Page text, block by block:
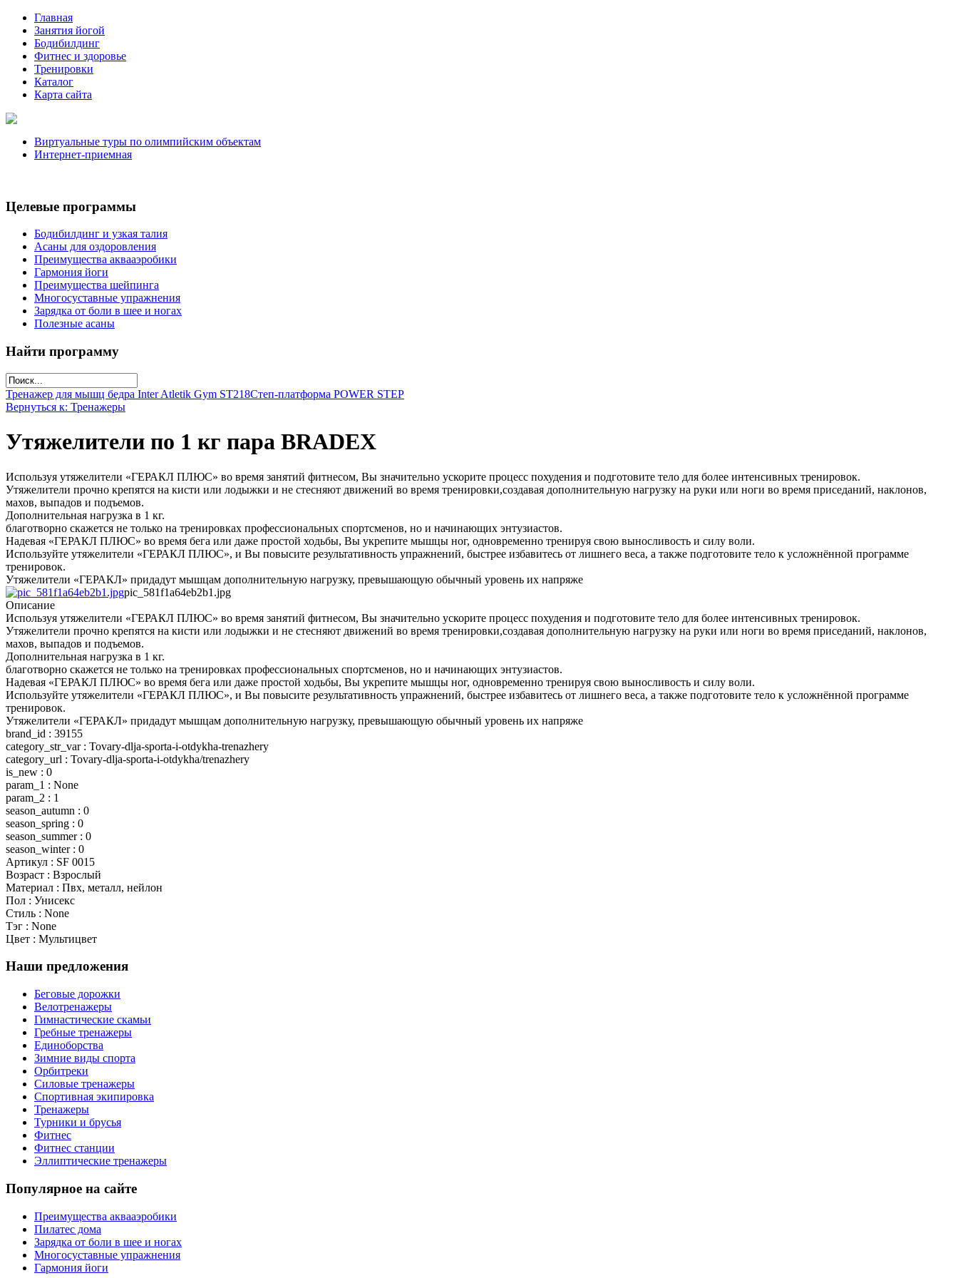
Главная
Занятия йогой
Бодибилдинг
Фитнес и здоровье
Тренировки
Каталог
Карта сайта
Виртуальные туры по олимпийским объектам
Интернет-приемная
Целевые программы
Бодибилдинг и узкая талия
Асаны для оздоровления
Преимущества аквааэробики
Гармония йоги
Преимущества шейпинга
Многосуставные упражнения
Зарядка от боли в шее и ногах
Полезные асаны
Найти программу
Тренажер для мышц бедра Inter Atletik Gym ST218Степ-платформа POWER STEP
Вернуться к: Тренажеры
Утяжелители по 1 кг пара BRADEX
Используя утяжелители «ГЕРАКЛ ПЛЮС» во время занятий фитнесом, Вы значительно ускорите процесс похудения и подготовите тело для более интенсивных тренировок.
Утяжелители прочно крепятся на кисти или лодыжки и не стесняют движений во время тренировки,создавая дополнительную нагрузку на руки или ноги во время приседаний, наклонов,
махов, выпадов и подъемов.
Дополнительная нагрузка в 1 кг.
благотворно скажется не только на тренировках профессиональных спортсменов, но и начинающих энтузиастов.
Надевая «ГЕРАКЛ ПЛЮС» во время бега или даже простой ходьбы, Вы укрепите мышцы ног, одновременно тренируя свою выносливость и силу воли.
Используйте утяжелители «ГЕРАКЛ ПЛЮС», и Вы повысите результативность упражнений, быстрее избавитесь от лишнего веса, а также подготовите тело к усложнённой программе
тренировок.
Утяжелители «ГЕРАКЛ» придадут мышцам дополнительную нагрузку, превышающую обычный уровень их напряже
pic_581f1a64eb2b1.jpg
Описание
Используя утяжелители «ГЕРАКЛ ПЛЮС» во время занятий фитнесом, Вы значительно ускорите процесс похудения и подготовите тело для более интенсивных тренировок.
Утяжелители прочно крепятся на кисти или лодыжки и не стесняют движений во время тренировки,создавая дополнительную нагрузку на руки или ноги во время приседаний, наклонов,
махов, выпадов и подъемов.
Дополнительная нагрузка в 1 кг.
благотворно скажется не только на тренировках профессиональных спортсменов, но и начинающих энтузиастов.
Надевая «ГЕРАКЛ ПЛЮС» во время бега или даже простой ходьбы, Вы укрепите мышцы ног, одновременно тренируя свою выносливость и силу воли.
Используйте утяжелители «ГЕРАКЛ ПЛЮС», и Вы повысите результативность упражнений, быстрее избавитесь от лишнего веса, а также подготовите тело к усложнённой программе
тренировок.
Утяжелители «ГЕРАКЛ» придадут мышцам дополнительную нагрузку, превышающую обычный уровень их напряже
brand_id : 39155
category_str_var : Tovary-dlja-sporta-i-otdykha-trenazhery
category_url : Tovary-dlja-sporta-i-otdykha/trenazhery
is_new : 0
param_1 : None
param_2 : 1
season_autumn : 0
season_spring : 0
season_summer : 0
season_winter : 0
Артикул : SF 0015
Возраст : Взрослый
Материал : Пвх, металл, нейлон
Пол : Унисекс
Стиль : None
Тэг : None
Цвет : Мультицвет
Наши предложения
Беговые дорожки
Велотренажеры
Гимнастические скамьи
Гребные тренажеры
Единоборства
Зимние виды спорта
Орбитреки
Силовые тренажеры
Спортивная экипировка
Тренажеры
Турники и брусья
Фитнес
Фитнес станции
Эллиптические тренажеры
Популярное на сайте
Преимущества аквааэробики
Пилатес дома
Зарядка от боли в шее и ногах
Многосуставные упражнения
Гармония йоги